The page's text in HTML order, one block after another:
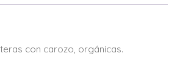
con carozo, orgánicas.